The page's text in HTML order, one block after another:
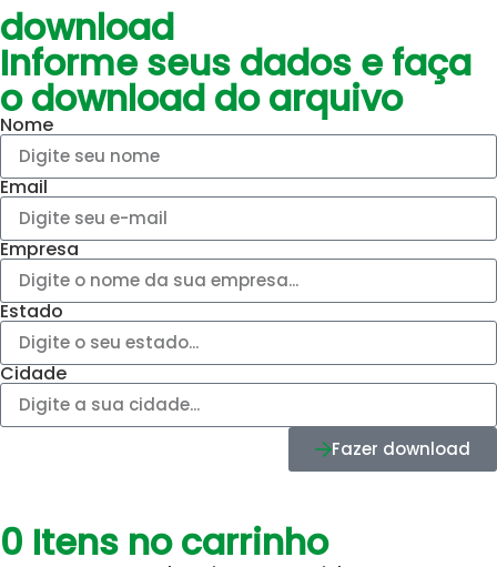
download
Informe seus dados e faça
odownload do arquivo
Nome
Email
Empresa
Estado
Cidade
Fazer download
0 Itens no carrinho